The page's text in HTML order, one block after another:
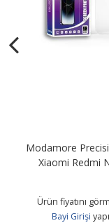
Modamore
Xiaomi Redmi
Ürün fiyatını
Bayi Girişi